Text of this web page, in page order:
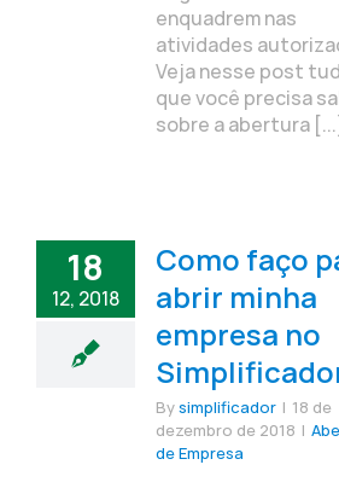
enquadrem nas
atividades
Veja nesse post
que você precisa
sobre a abertura [...]
18
12, 2018
Como faço
abrir minha
empresa no
Bysimplificador | 18 de
dezembro de 2018 |
de Empresa